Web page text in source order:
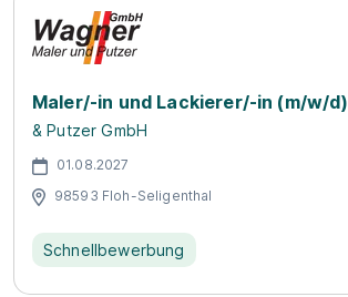
Maler/-in und Lackierer/-in (m/w/d)
& Putzer GmbH
01.08.2027
98593 Floh-Seligenthal
Schnellbewerbung